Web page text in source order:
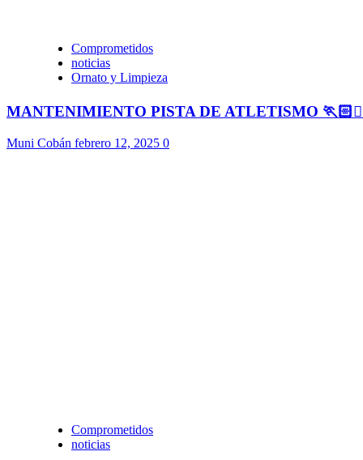
Comprometidos
noticias
Ornato y Limpieza
MANTENIMIENTO PISTA DE ATLETISMO
Muni Cobán febrero 12, 2025 0
Comprometidos
noticias